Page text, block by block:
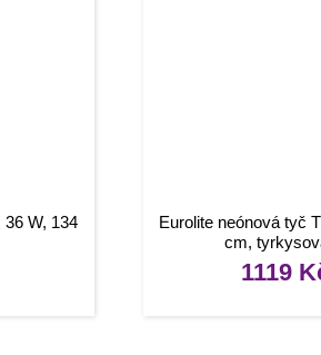
W, 134
Eurolite neónová tyč
cm,
1119